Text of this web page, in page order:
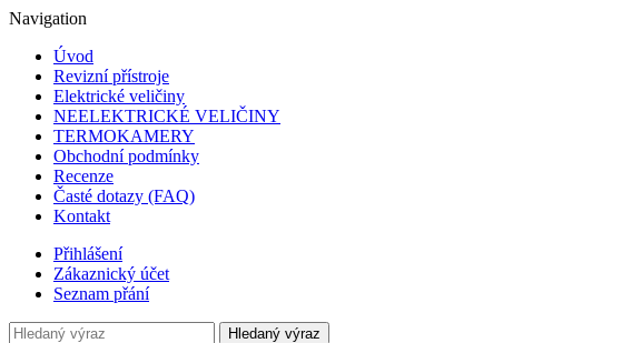
Navigation
Úvod
Revizní přístroje
Elektrické veličiny
NEELEKTRICKÉ VELIČINY
TERMOKAMERY
Obchodní podmínky
Recenze
Časté dotazy (FAQ)
Kontakt
Přihlášení
Zákaznický účet
Seznam přání
Hledaný výraz